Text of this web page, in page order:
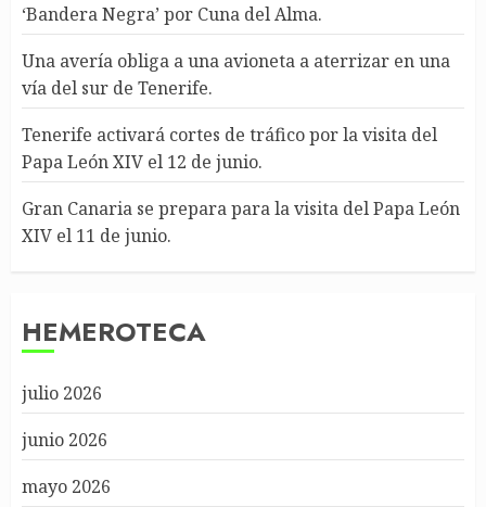
‘Bandera Negra’ por Cuna del Alma.
Una avería obliga a una avioneta a aterrizar en una
vía del sur de Tenerife.
Tenerife activará cortes de tráfico por la visita del
Papa León XIV el 12 de junio.
Gran Canaria se prepara para la visita del Papa León
XIV el 11 de junio.
HEMEROTECA
julio 2026
junio 2026
mayo 2026